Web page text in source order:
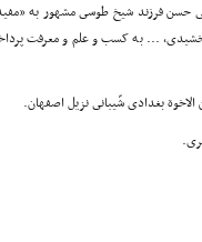
حسن فرزند شیخ طوسى مشهور به
اخشیدى، ... به کسب و علم و معرفت